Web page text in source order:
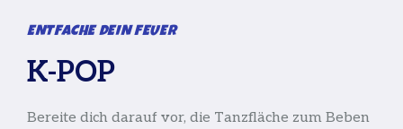
ENTFACHE DEIN FEUER
K-POP
Bereite dich darauf vor, die Tanzfläche zum Beben